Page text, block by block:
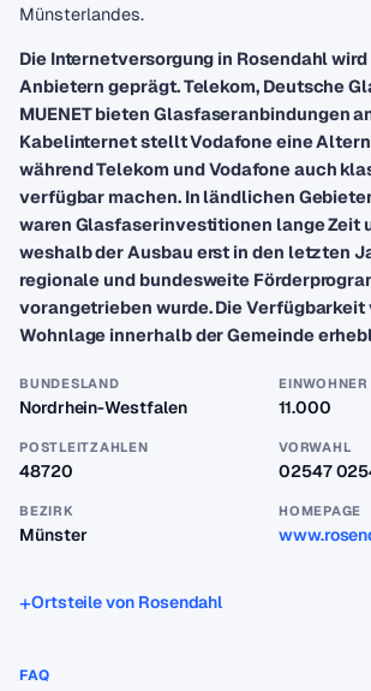
Münsterlandes.
Die Internetversorgung in Rosendahl
Anbietern geprägt. Telekom, Deutsche
MUENET bieten Glasfaseranbindungen
Kabelinternet stellt Vodafone eine
während Telekom und Vodafone auch
verfügbar machen. In ländlichen
waren Glasfaserinvestitionen lange Zeit
weshalb der Ausbau erst in den letzten
regionale und bundesweite
vorangetrieben wurde. Die
Wohnlage innerhalb der Gemeinde
BUNDESLAND
Nordrhein-Westfalen
EINWOHNER
11.000
POSTLEITZAHLEN
48720
VORWAHL
02547
BEZIRK
Münster
HOMEPAGE
Ortsteile von Rosendahl
FAQ